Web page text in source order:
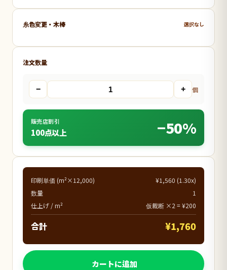
糸色変更・木棒 選択なし
注文数量
− + 個
販売店割引
100点以上 −50%
印刷単価 (m²×12,000)
¥1,560 (1.30x)
数量
1
仕上げ / m²
仮裁断 ×2 = ¥200
合計 ¥1,760
カートに追加